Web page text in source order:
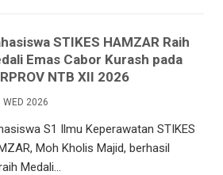
STIKES HAMZAR Raih
Emas Cabor Kurash pada
NTB XII 2026
WED 2026
S1 Ilmu Keperawatan STIKES
Moh Kholis Majid, berhasil
Medali...